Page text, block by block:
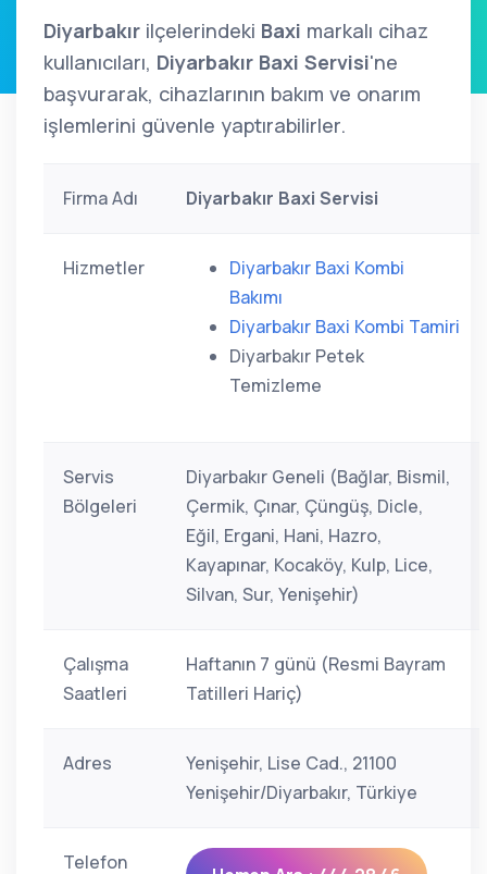
Diyarbakır ilçelerindeki Baxi markalı cihaz
kullanıcıları, Diyarbakır Baxi Servisi'ne
başvurarak, cihazlarının bakım ve onarım
işlemlerini güvenle yaptırabilirler.
Firma Adı Diyarbakır Baxi Servisi
Hizmetler
Diyarbakır Baxi Kombi
Bakımı
Diyarbakır Baxi Kombi Tamiri
Diyarbakır Petek
Temizleme
Servis
Bölgeleri
Diyarbakır Geneli (Bağlar, Bismil,
Çermik, Çınar, Çüngüş, Dicle,
Eğil, Ergani, Hani, Hazro,
Kayapınar, Kocaköy, Kulp, Lice,
Silvan, Sur, Yenişehir)
Çalışma
Saatleri
Haftanın 7 günü (Resmi Bayram
Tatilleri Hariç)
Adres
Yenişehir, Lise Cad., 21100
Yenişehir/Diyarbakır, Türkiye
Telefon